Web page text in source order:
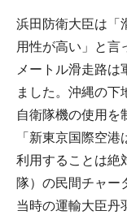
浜田防衛大臣は「
用性が高い」と言
メートル滑走路は
ました。沖縄の下
自衛隊機の使用を
「新東京国際空
利用することは絶
隊）の民間チャー
当時の運輸大臣丹